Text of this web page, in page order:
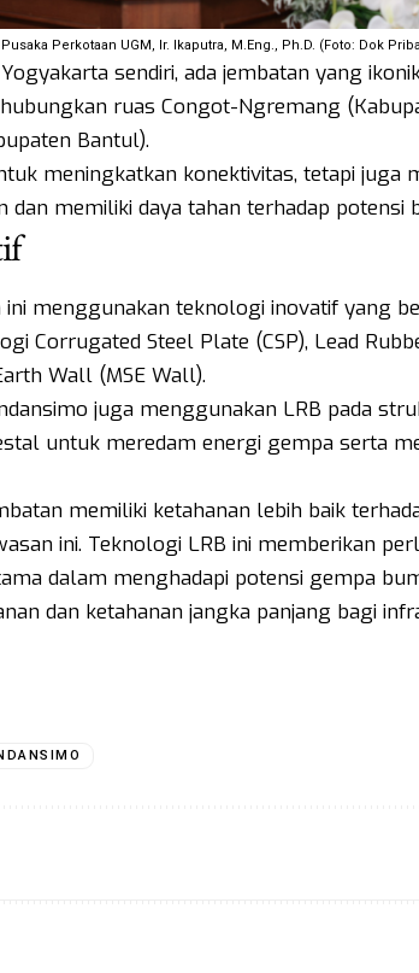
Perkotaan UGM, Ir. Ikaputra, M.Eng., Ph.D. (Foto: Dok
sendiri, ada jembatan yang
ruas Congot-Ngremang
Bantul).
meningkatkan konektivitas, tetapi juga
memiliki daya tahan terhadap potensi
menggunakan teknologi inovatif yang
Corrugated Steel Plate (CSP), Lead
Wall (MSE Wall).
juga menggunakan LRB pada
untuk meredam energi gempa serta
memiliki ketahanan lebih baik
ini. Teknologi LRB ini memberikan
dalam menghadapi potensi gempa
dan ketahanan jangka panjang bagi